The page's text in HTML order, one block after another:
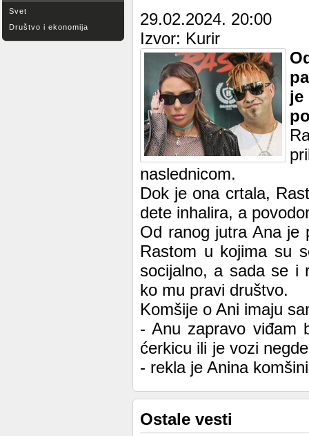
Svet
Društvo i ekonomija
29.02.2024. 20:00
Izvor: Kurir
naslednicom.
Dok je ona crtala,
dete inhalira, a
Od ranog jutra Ana je
Rastom u kojima su
socijalno, a sada se i
ko mu pravi društvo.
Komšije o Ani imaju
- Anu zapravo viđam
ćerkicu ili je vozi
- rekla je Anina
Ostale vesti